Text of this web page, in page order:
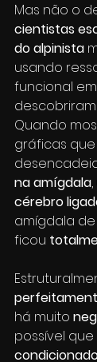
Mas não o
cientistas
do alpinista
usando
funcional em
Quando
gráficas
na amígdala
cérebro
amígdala
ficou
há muito
possível